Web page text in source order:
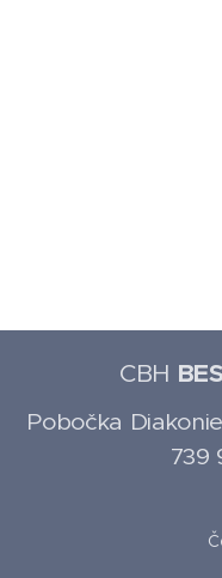
CBH
Pobočka
739